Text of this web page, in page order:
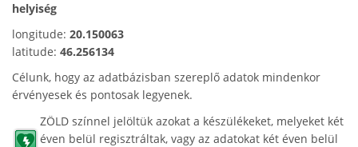
helyiség
longitude: 20.150063
latitude: 46.256134
Célunk, hogy az adatbázisban szereplő adatok mindenkor
érvényesek és pontosak legyenek.
ZÖLD színnel jelöltük azokat a készülékeket, melyeket két
éven belül regisztráltak, vagy az adatokat két éven belül